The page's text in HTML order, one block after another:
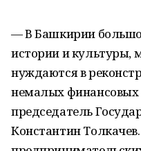
— В Башкирии
истории и культуры,
нуждаются в
немалых финансовых
председатель
Константин